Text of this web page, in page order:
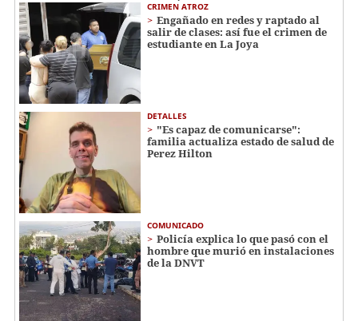
CRIMEN ATROZ
Engañado en redes y raptado al
salir de clases: así fue el crimen de
estudiante en La Joya
DETALLES
"Es capaz de comunicarse":
familia actualiza estado de salud de
Perez Hilton
COMUNICADO
Policía explica lo que pasó con el
hombre que murió en instalaciones
de la DNVT